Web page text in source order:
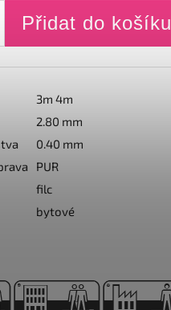
Přidat do košíku
3m 4m
2.80 mm
0.40 mm
PUR
filc
bytové